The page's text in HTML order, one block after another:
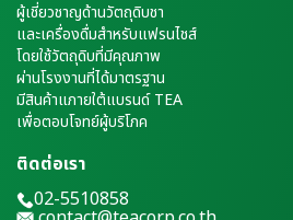
ผู้เชี่ยวชาญด้านวัตถุดิบชา
และเครื่องดื่มสำหรับแฟรนไชส์
โดยใช้วัตถุดิบที่มีคุณภาพ
ผ่านโรงงานที่ได้มาตรฐาน
มีสินค้าแภายใต้แบรนด์ TEA
เพื่อตอบโจทย์ผู้บริโภค
ติดต่อเรา
02-5510858